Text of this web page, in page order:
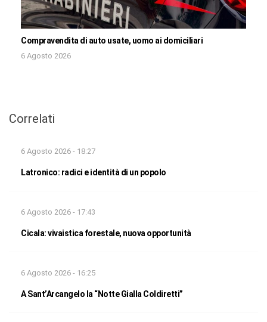
Compravendita di auto usate, uomo ai domiciliari
6 Agosto 2026
Correlati
6 Agosto 2026 - 18:27
Latronico: radici e identità di un popolo
6 Agosto 2026 - 17:43
Cicala: vivaistica forestale, nuova opportunità
6 Agosto 2026 - 16:25
A Sant’Arcangelo la “Notte Gialla Coldiretti”